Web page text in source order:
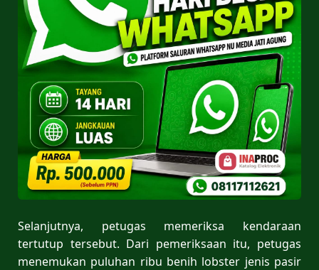
Selanjutnya, petugas memeriksa kendaraan
tertutup tersebut. Dari pemeriksaan itu, petugas
menemukan puluhan ribu benih lobster jenis pasir